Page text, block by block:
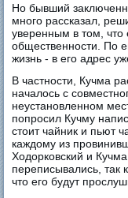
Но бывший
много рассказал,
уверенным в том, что
общественности. По
жизнь - в его адрес
В частности, Кучма
началось с
неустановленном
попросил Кучму
стоит чайник и пьют
каждому из
Ходорковский и
переписывались, так
что его будут